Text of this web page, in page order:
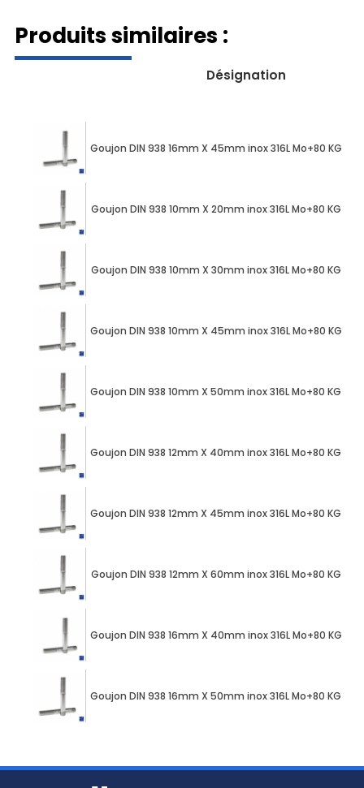
Produits similaires :
Désignation
Goujon DIN 938 16mm X 45mm inox 316L Mo+80 KG
Goujon DIN 938 10mm X 20mm inox 316L Mo+80 KG
Goujon DIN 938 10mm X 30mm inox 316L Mo+80 KG
Goujon DIN 938 10mm X 45mm inox 316L Mo+80 KG
Goujon DIN 938 10mm X 50mm inox 316L Mo+80 KG
Goujon DIN 938 12mm X 40mm inox 316L Mo+80 KG
Goujon DIN 938 12mm X 45mm inox 316L Mo+80 KG
Goujon DIN 938 12mm X 60mm inox 316L Mo+80 KG
Goujon DIN 938 16mm X 40mm inox 316L Mo+80 KG
Goujon DIN 938 16mm X 50mm inox 316L Mo+80 KG